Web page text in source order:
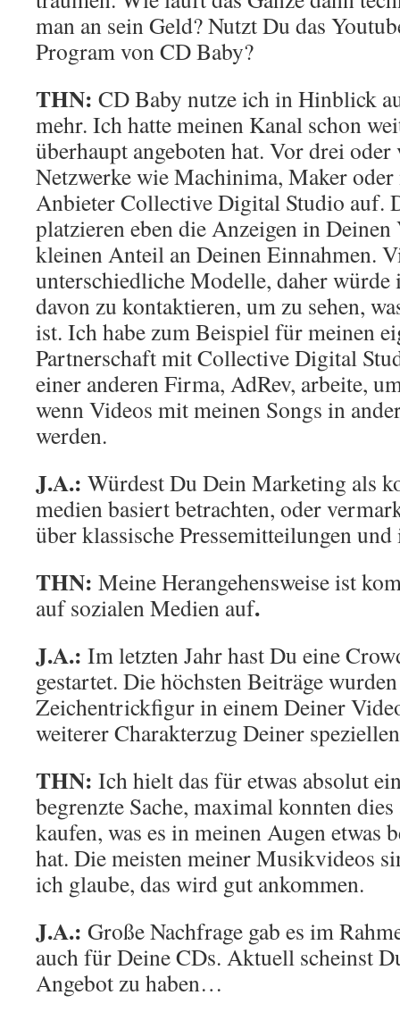
man an sein Geld? Nutzt Du das
Program von CD Baby?
THN: CD Baby nutze ich in Hinblick
mehr. Ich hatte meinen Kanal schon
überhaupt angeboten hat. Vor drei
Netzwerke wie Machinima, Maker
Anbieter Collective Digital Studio auf.
platzieren eben die Anzeigen in Deinen
kleinen Anteil an Deinen Einnahmen.
unterschiedliche Modelle, daher würde
davon zu kontaktieren, um zu sehen,
ist. Ich habe zum Beispiel für meinen
Partnerschaft mit Collective Digital
einer anderen Firma, AdRev, arbeite,
wenn Videos mit meinen Songs in
werden.
J.A.: Würdest Du Dein Marketing als
medien basiert betrachten, oder
über klassische Pressemitteilungen
THN: Meine Herangehensweise ist
auf sozialen Medien auf.
J.A.: Im letzten Jahr hast Du eine
gestartet. Die höchsten Beiträge
Zeichentrickfigur in einem Deiner
weiterer Charakterzug Deiner
THN: Ich hielt das für etwas absolut
begrenzte Sache, maximal konnten
kaufen, was es in meinen Augen etwas
hat. Die meisten meiner Musikvideos
ich glaube, das wird gut ankommen.
J.A.: Große Nachfrage gab es im
auch für Deine CDs. Aktuell scheinst
Angebot zu haben…